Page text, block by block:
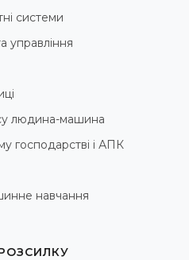
системи
управління
людина-машина
господарстві і АПК
навчання